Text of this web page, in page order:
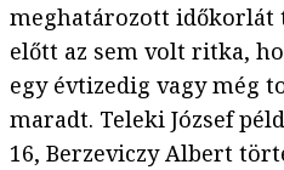
meghatározott időkorlát
előtt az sem volt ritka,
egy évtizedig vagy még
maradt. Teleki József
16, Berzeviczy Albert